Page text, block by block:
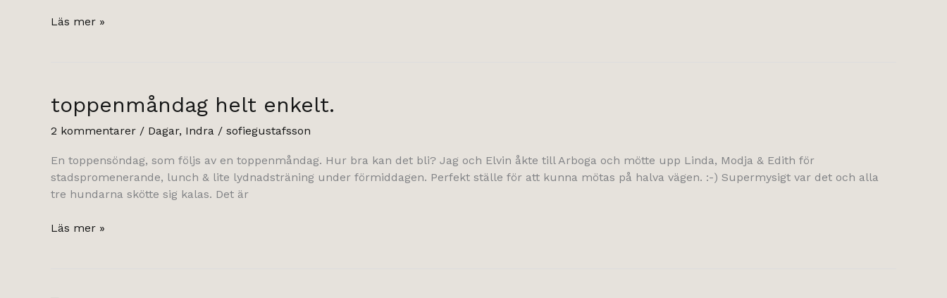
indrahjärtat.
Läs mer »
toppenmåndag helt enkelt.
2 kommentarer / Dagar, Indra / sofiegustafsson
En toppensöndag, som följs av en toppenmåndag. Hur bra kan det bli? Jag och Elvin åkte till Arboga och mötte upp Linda, Modja & Edith för
stadspromenerande, lunch & lite lydnadsträning under förmiddagen. Perfekt ställe för att kunna mötas på halva vägen. :-) Supermysigt var det och alla
tre hundarna skötte sig kalas. Det är
toppenmåndag
Läs mer »